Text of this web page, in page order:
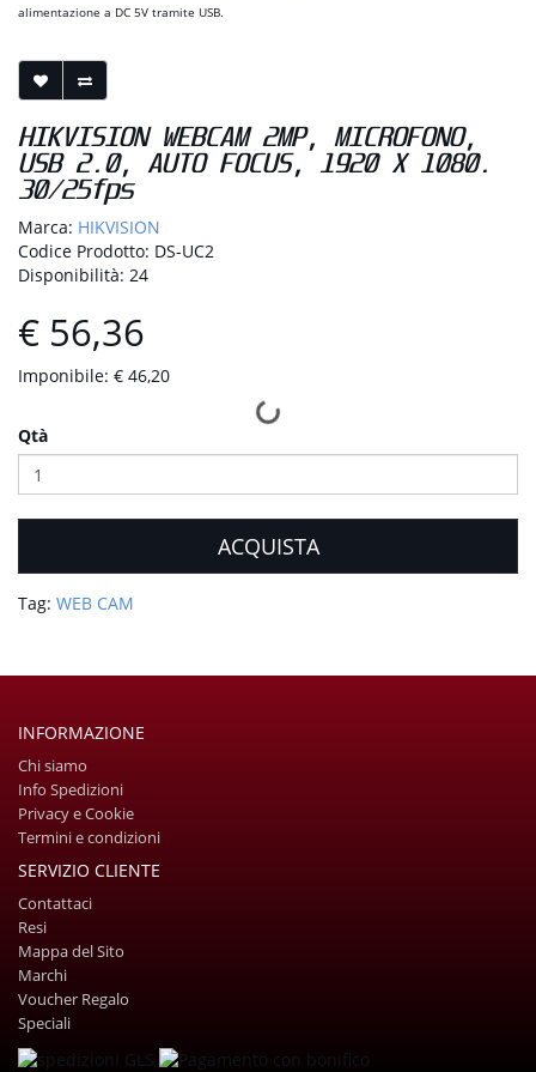
alimentazione a DC 5V tramite USB.
HIKVISION WEBCAM 2MP, MICROFONO,
USB 2.0, AUTO FOCUS, 1920 X 1080.
30/25fps
Marca: HIKVISION
Codice Prodotto: DS-UC2
Disponibilità: 24
€ 56,36
Imponibile: € 46,20
Qtà
ACQUISTA
Tag: WEB CAM
INFORMAZIONE
Chi siamo
Info Spedizioni
Privacy e Cookie
Termini e condizioni
SERVIZIO CLIENTE
Contattaci
Resi
Mappa del Sito
Marchi
Voucher Regalo
Speciali